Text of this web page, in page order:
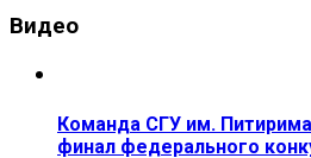
Видео
Команда СГУ им.
финал федерального